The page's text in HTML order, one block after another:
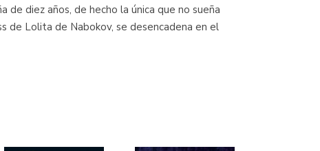
diez años, de hecho la única que no sueña
de Lolita de Nabokov, se desencadena en el